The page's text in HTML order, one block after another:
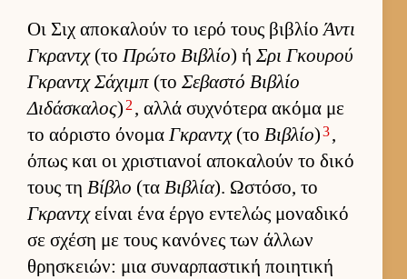
Οι Σιχ αποκαλούν το ιερό τους βιβλίοΆντι
Γκραντχ(το Πρώτο Βιβλίο) ή Σρι Γκου­ρού
Γκραντχ Σάχιμπ (το Σεβαστό Βιβλίο
Διδάσκαλος) 2 , αλλά συχνότερα ακόμα με
το αόριστο όνομα Γκραντχ(το Βιβλίο)3,
όπως και οι χριστια­νοί αποκαλούν το δικό
τους τη Βίβλο (τα Βιβλία). Ωστόσο, το
Γκραντχεί­ναι ένα έργο εντελώς μοναδικό
σε σχέση με τους κανόνες των άλ­λων
θρησκειών: μια συναρ­παστική ποι­ητική